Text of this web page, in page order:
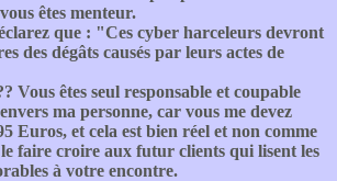
êtes menteur.
que : "Ces cyber harceleurs devront
des dégâts causés par leurs actes de
Vous êtes seul responsable et coupable
ma personne, car vous me devez
Euros, et cela est bien réel et non comme
faire croire aux futur clients qui lisent les
à votre encontre.